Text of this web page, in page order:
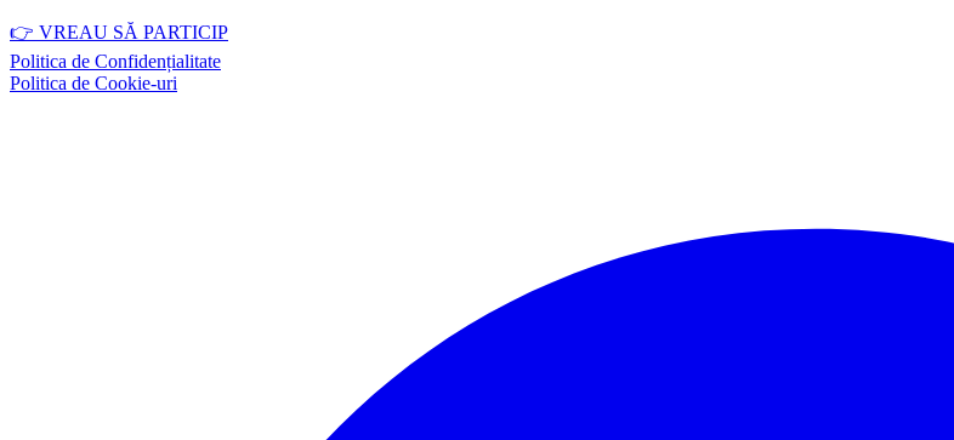
👉 VREAU SĂ PARTICIP
Politica de Confidențialitate
Politica de Cookie-uri